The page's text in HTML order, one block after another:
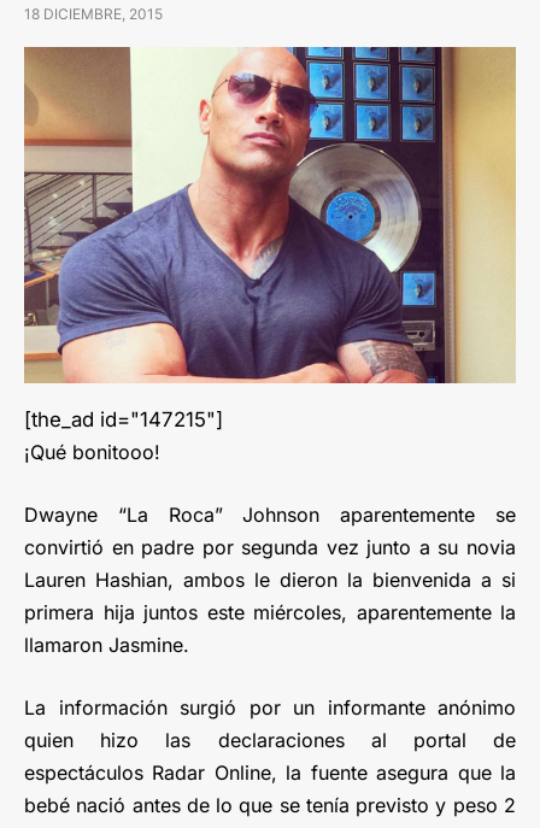
18 DICIEMBRE, 2015
[the_ad id="147215"]
¡Qué bonitooo!
Dwayne “La Roca” Johnson aparentemente se
convirtió en padre por segunda vez junto a su novia
Lauren Hashian, ambos le dieron la bienvenida a si
primera hija juntos este miércoles, aparentemente la
llamaron Jasmine.
La información surgió por un informante anónimo
quien hizo las declaraciones al portal de
espectáculos Radar Online, la fuente asegura que la
bebé nació antes de lo que se tenía previsto y peso 2